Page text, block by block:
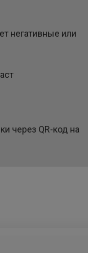
негативные или
через QR-код на